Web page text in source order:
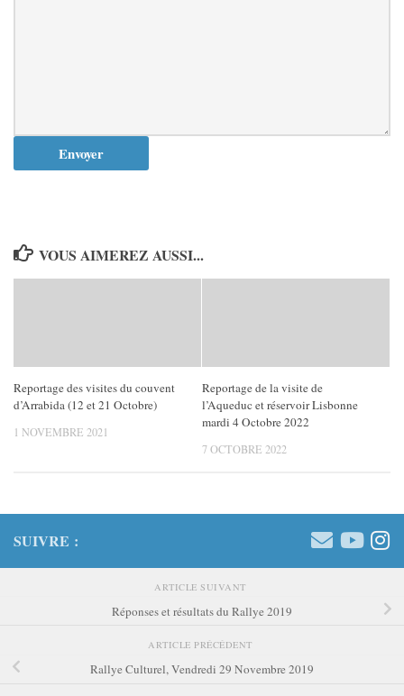
VOUS AIMEREZ AUSSI...
Reportage des visites du couvent
d’Arrabida (12 et 21 Octobre)
1 NOVEMBRE 2021
Reportage de la visite de
l’Aqueduc et réservoir Lisbonne
mardi 4 Octobre 2022
7 OCTOBRE 2022
SUIVRE :
ARTICLE SUIVANT
Réponses et résultats du Rallye 2019
ARTICLE PRÉCÉDENT
Rallye Culturel, Vendredi 29 Novembre 2019